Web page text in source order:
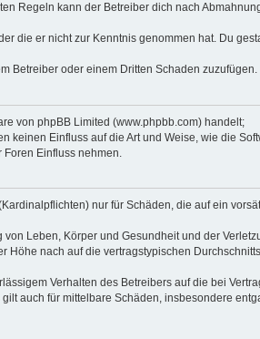
Regeln kann der Betreiber dich nach
die er nicht zur Kenntnis genommen hat. Du
Betreiber oder einem Dritten Schaden zuzufügen.
von phpBB Limited (www.phpbb.com) handelt;
keinen Einfluss auf die Art und Weise, wie die
Einfluss nehmen.
nur für Schäden, die auf ein
Leben, Körper und Gesundheit und der
Höhe nach auf die vertragstypischen
Verhalten des Betreibers auf die bei
auch für mittelbare Schäden, insbesondere